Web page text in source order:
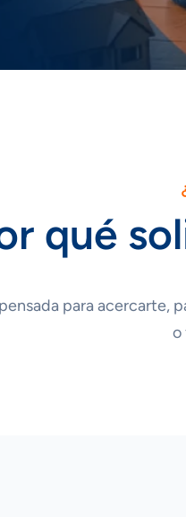
qué
para acercarte,
o